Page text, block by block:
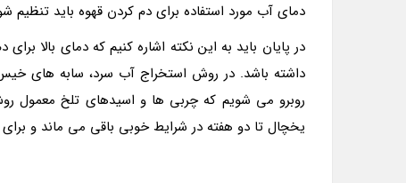
دمای آب مورد استفاده برای دم کردن قهوه باید تنظیم
روبرو می شویم که چربی ها و اسیدهای تلخ معمول
یخچال تا دو هفته در شرایط خوبی باقی می ماند و